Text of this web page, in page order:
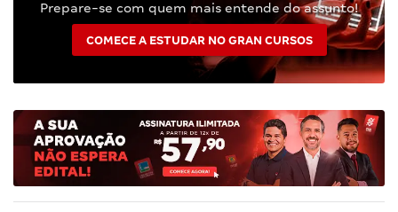
Prepare-se com quem mais entende do assunto!
COMECE A ESTUDAR NO GRAN CURSOS